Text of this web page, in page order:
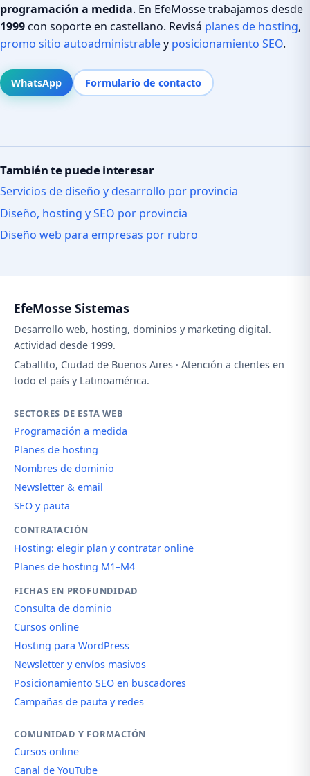
programación a medida. En EfeMosse trabajamos desde
1999con soporte en castellano. Revisá planes de hosting,
promo sitio autoadministrabley posicionamiento SEO.
WhatsApp Formulario de contacto
También te puede interesar
Servicios de diseño y desarrollo por provincia
Diseño, hosting y SEO por provincia
Diseño web para empresas por rubro
EfeMosse Sistemas
Desarrollo web, hosting, dominios y marketing digital.
Actividad desde 1999.
Caballito, Ciudad de Buenos Aires · Atención a clientes en
todo el país y Latinoamérica.
SECTORES DE ESTA WEB
Programación a medida
Planes de hosting
Nombres de dominio
Newsletter & email
SEO y pauta
CONTRATACIÓN
Hosting: elegir plan y contratar online
Planes de hosting M1–M4
FICHAS EN PROFUNDIDAD
Consulta de dominio
Cursos online
Hosting para WordPress
Newsletter y envíos masivos
Posicionamiento SEO en buscadores
Campañas de pauta y redes
COMUNIDAD Y FORMACIÓN
Cursos online
Canal de YouTube